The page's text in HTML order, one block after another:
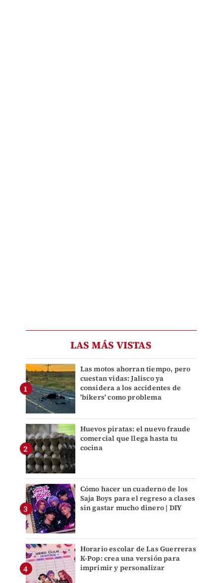
LAS MÁS VISTAS
Las motos ahorran tiempo, pero
cuestan vidas: Jalisco ya
considera a los accidentes de
'bikers' como problema
Huevos piratas: el nuevo fraude
comercial que llega hasta tu
cocina
Cómo hacer un cuaderno de los
Saja Boys para el regreso a clases
sin gastar mucho dinero | DIY
Horario escolar de Las Guerreras
K-Pop: crea una versión para
imprimir y personalizar